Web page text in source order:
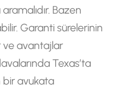
Bazen
Garanti sürelerinin
ve avantajlar
Texas’ta
bir avukata